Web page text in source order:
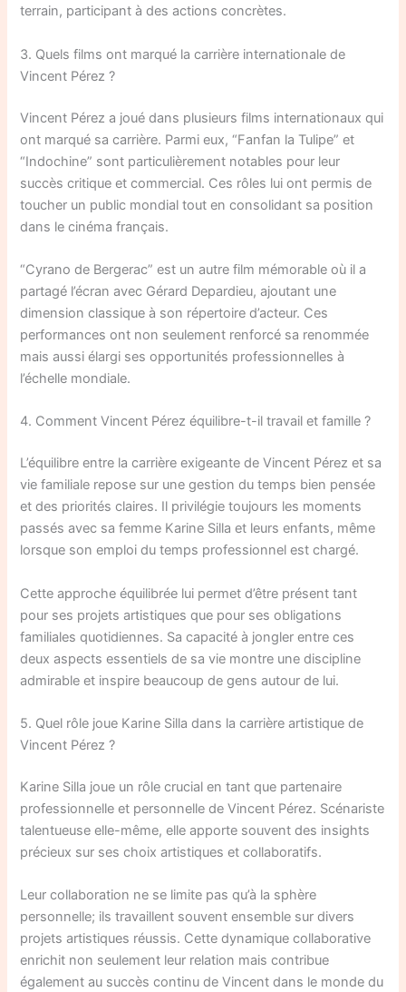
terrain, participant à des actions concrètes.
3. Quels films ont marqué la carrière internationale de
Vincent Pérez ?
Vincent Pérez a joué dans plusieurs films internationaux qui
ont marqué sa carrière. Parmi eux, “Fanfan la Tulipe” et
“Indochine” sont particulièrement notables pour leur
succès critique et commercial. Ces rôles lui ont permis de
toucher un public mondial tout en consolidant sa position
dans le cinéma français.
“Cyrano de Bergerac” est un autre film mémorable où il a
partagé l’écran avec Gérard Depardieu, ajoutant une
dimension classique à son répertoire d’acteur. Ces
performances ont non seulement renforcé sa renommée
mais aussi élargi ses opportunités professionnelles à
l’échelle mondiale.
4. Comment Vincent Pérez équilibre-t-il travail et famille ?
L’équilibre entre la carrière exigeante de Vincent Pérez et sa
vie familiale repose sur une gestion du temps bien pensée
et des priorités claires. Il privilégie toujours les moments
passés avec sa femme Karine Silla et leurs enfants, même
lorsque son emploi du temps professionnel est chargé.
Cette approche équilibrée lui permet d’être présent tant
pour ses projets artistiques que pour ses obligations
familiales quotidiennes. Sa capacité à jongler entre ces
deux aspects essentiels de sa vie montre une discipline
admirable et inspire beaucoup de gens autour de lui.
5. Quel rôle joue Karine Silla dans la carrière artistique de
Vincent Pérez ?
Karine Silla joue un rôle crucial en tant que partenaire
professionnelle et personnelle de Vincent Pérez. Scénariste
talentueuse elle-même, elle apporte souvent des insights
précieux sur ses choix artistiques et collaboratifs.
Leur collaboration ne se limite pas qu’à la sphère
personnelle; ils travaillent souvent ensemble sur divers
projets artistiques réussis. Cette dynamique collaborative
enrichit non seulement leur relation mais contribue
également au succès continu de Vincent dans le monde du